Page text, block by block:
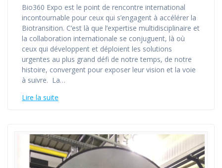
Bio360 Expo est le point de rencontre international
incontournable pour ceux qui s’engagent à accélérer la
Biotransition. C’est là que l’expertise multidisciplinaire et
la collaboration internationale se conjuguent, là où
ceux qui développent et déploient les solutions
urgentes au plus grand défi de notre temps, de notre
histoire, convergent pour exposer leur vision et la voie
à suivre. La…
Lire la suite